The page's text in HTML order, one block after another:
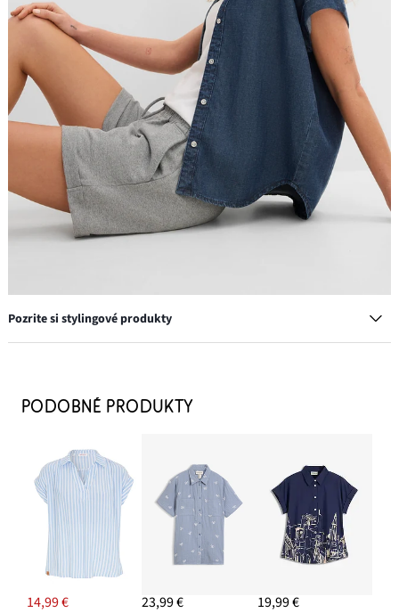
Pozrite si stylingové produkty
7,99 €
Šiltovka s výšivkou
11,99 €
PRIDAŤ DO KOŠÍKA
Tenisky, retro vzhľad
24,99 €
PODOBNÉ PRODUKTY
14,99 € 23,99 € 19,99 €